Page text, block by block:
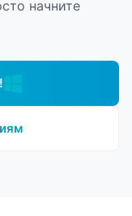
начните